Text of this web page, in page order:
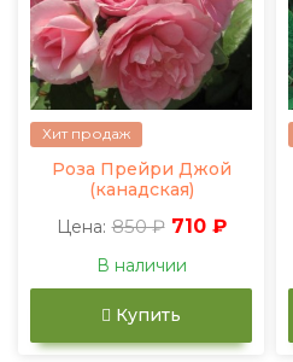
Хит продаж
Роза Прейри Джой
(канадская)
Цена: 850 ₽ 710 ₽
В наличии
Купить